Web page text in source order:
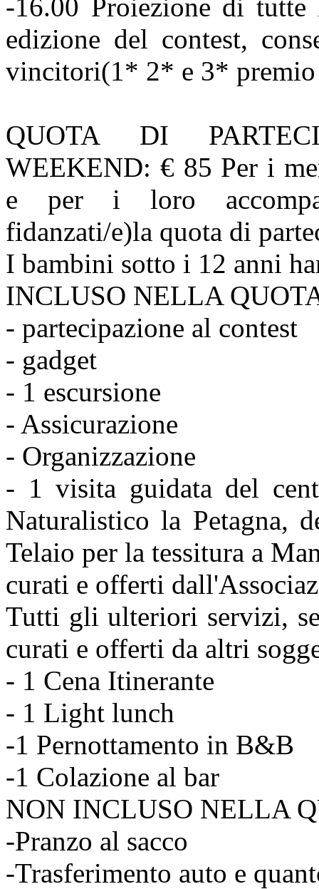
-16.00 Proiezione di
edizione del contest,
vincitori(1* 2* e 3* premio
QUOTA DI
WEEKEND: € 85 Per i
e per i loro
fidanzati/e)la quota di
I bambini sotto i 12 anni
INCLUSO NELLA
- partecipazione al contest
- gadget
- 1 escursione
- Assicurazione
- Organizzazione
- 1 visita guidata del
Naturalistico la Petagna,
Telaio per la tessitura a
curati e offerti
Tutti gli ulteriori servizi,
curati e offerti da altri
- 1 Cena Itinerante
- 1 Light lunch
-1 Pernottamento in B&B
-1 Colazione al bar
NON INCLUSO NELLA
-Pranzo al sacco
-Trasferimento auto e